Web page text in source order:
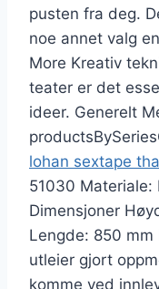
pusten fra deg.
noe annet valg
More Kreativ
teater er det
ideer. Generelt
lohan sextape
51030 Materiale:
Dimensjoner
Lengde: 850 mm
utleier gjort
komme ved